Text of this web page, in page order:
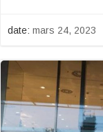
date: mars 24, 2023